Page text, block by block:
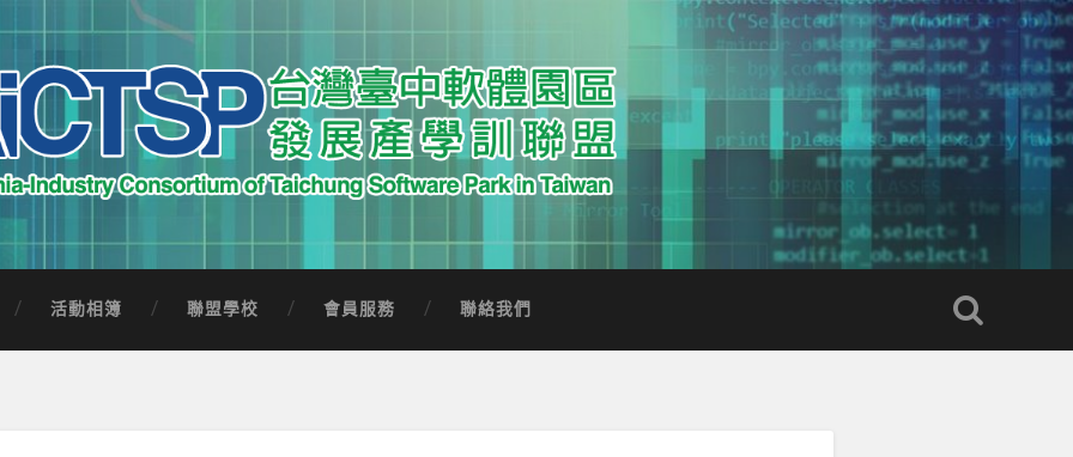
園區發展產學訓聯盟
Park in Taiwan
活動相簿 聯盟學校 會員服務 聯絡我們